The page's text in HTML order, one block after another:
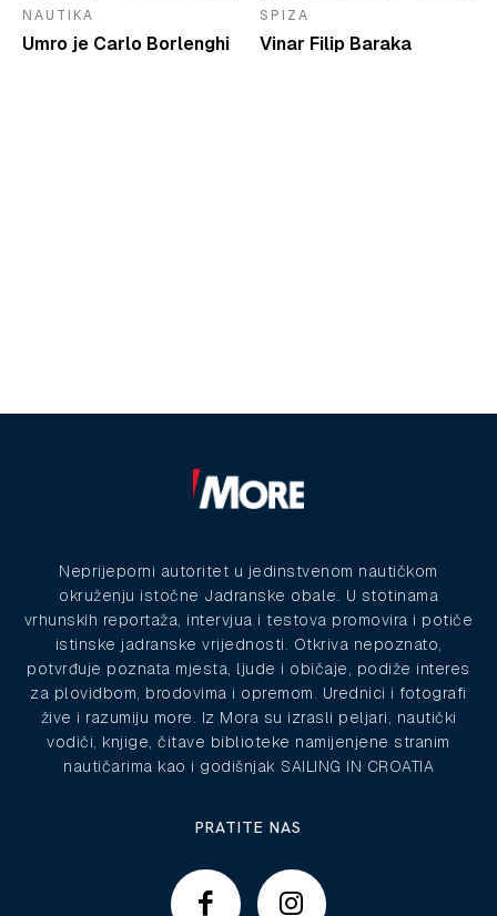
NAUTIKA
Umro je Carlo Borlenghi
SPIZA
Vinar Filip Baraka
Neprijeporni autoritet u jedinstvenom nautičkom
okruženju istočne Jadranske obale. U stotinama
vrhunskih reportaža, intervjua i testova promovira i potiče
istinske jadranske vrijednosti. Otkriva nepoznato,
potvrđuje poznata mjesta, ljude i običaje, podiže interes
za plovidbom, brodovima i opremom. Urednici i fotografi
žive i razumiju more. Iz Mora su izrasli peljari, nautički
vodiči, knjige, čitave biblioteke namijenjene stranim
nautičarima kao i godišnjak SAILING IN CROATIA
PRATITE NAS